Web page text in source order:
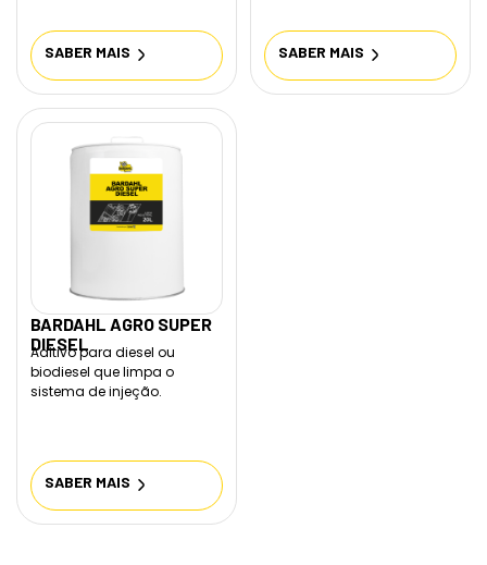
SABER MAIS SABER MAIS
BARDAHL AGRO SUPER
DIESEL
Aditivo para diesel ou
biodiesel que limpa o
sistema de injeção.
SABER MAIS